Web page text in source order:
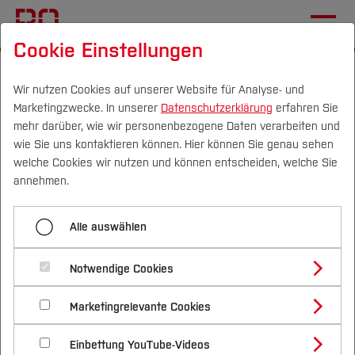
Campus Personen DE|EN Quicklinks
Studium
Studienangebote
Bachelorstudiengänge
Masterstudiengänge
Vor dem Studium
Bewerben & Einschreiben
Bewerbungsportal
Im Studium
Studienbüros und Prüfungen
Nach dem Studium
Forschung & Transfer
Profil
Forschungs- und Transferprofil
Schwerpunkte (FuT)
Beratung & Förderung
Nachhaltigkeit
Nachhaltigkeit studieren
International
Hochschulkommunikation
Übersicht
Menü aufklappen
Neuerungen TYPO3 V13
Akkordeon
Bildbühne
Dateilink
TYPO3-
Bedienungsanleitungen
Die nachfolgenden Bedienungsanleitungen sind
auf die TYPO3-Installation der Hochschule
Cookie Einstellungen
Wir nutzen Cookies auf unserer Website für Analyse- und
Marketingzwecke. In unserer Datenschutzerklärung erfahren Sie
mehr darüber, wie wir personenbezogene Daten verarbeiten und
wie Sie uns kontaktieren können. Hier können Sie genau sehen
welche Cookies wir nutzen und können entscheiden, welche Sie
annehmen.
Alle auswählen
Notwendige Cookies
Marketingrelevante Cookies
Einbettung YouTube-Videos